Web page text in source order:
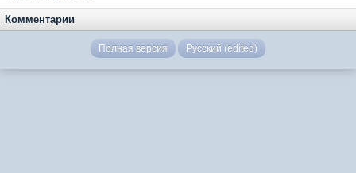
Комментарии
Полная версия Русский (edited)